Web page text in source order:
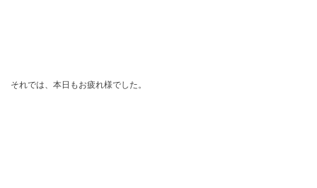
それでは、本日もお疲れ様でした。